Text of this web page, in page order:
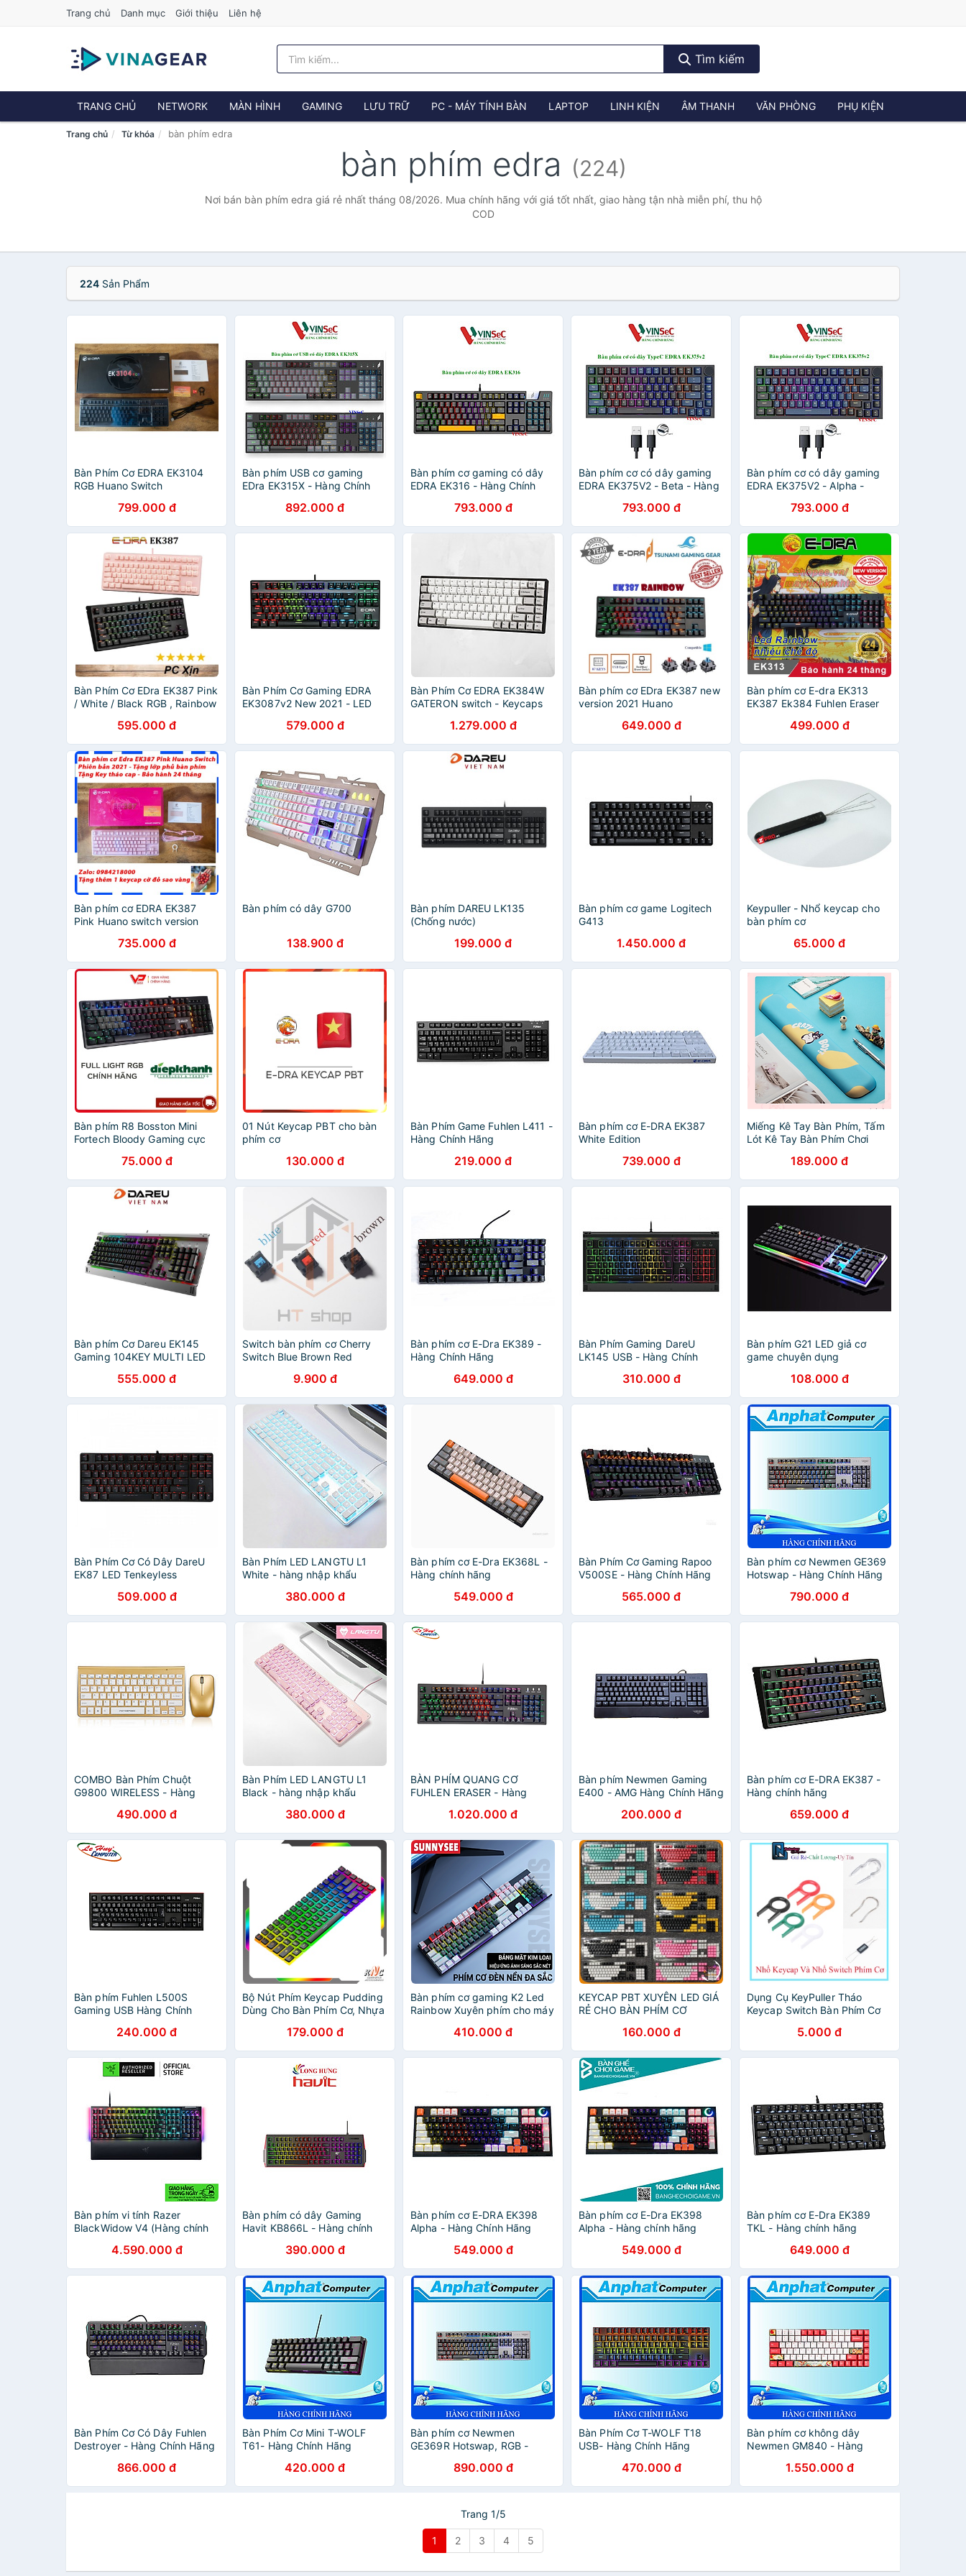
Trang chủ Danh mục Giới thiệu Liên hệ
Tìm kiếm
TRANG CHỦ NETWORK MÀN HÌNH GAMING LƯU TRỮ PC - MÁY TÍNH BÀN LAPTOP LINH KIỆN ÂM THANH VĂN PHÒNG PHỤ KIỆN
Trang chủ Từ khóa bàn phím edra
bàn phím edra (224)
Nơi bán bàn phím edra giá rẻ nhất tháng 08/2026. Mua chính hãng với giá tốt nhất, giao hàng tận nhà miễn phí, thu hộ
COD
224 Sản Phẩm
Bàn Phím Cơ EDRA EK3104
RGB Huano Switch
799.000 đ
Bàn phím USB cơ gaming
EDra EK315X - Hàng Chính
892.000 đ
Bàn phím cơ gaming có dây
EDRA EK316 - Hàng Chính
793.000 đ
Bàn phím cơ có dây gaming
EDRA EK375V2 - Beta - Hàng
793.000 đ
Bàn phím cơ có dây gaming
EDRA EK375V2 - Alpha -
793.000 đ
Bàn Phím Cơ EDra EK387 Pink
/ White / Black RGB , Rainbow
595.000 đ
Bàn Phím Cơ Gaming EDRA
EK3087v2 New 2021 - LED
579.000 đ
Bàn Phím Cơ EDRA EK384W
GATERON switch - Keycaps
Chính Hãng1.279.000 đ
Bàn phím cơ EDra EK387 new
version 2021 Huano
649.000 đ
Bàn phím cơ E-dra EK313
EK387 Ek384 Fuhlen Eraser
♥️Freeship♥️ Phím cơ Gaming
EDra EK313 M87S
499.000 đ
Bàn phím cơ EDRA EK387
Pink Huano switch version
cực kute - Cam kết chính
hãng - BH 2 năm
735.000 đ
Bàn phím có dây G700
138.900 đ
Bàn phím DAREU LK135
(Chống nước)
199.000 đ
Bàn phím cơ game Logitech
G413
1.450.000 đ
Keypuller - Nhổ keycap cho
bàn phím cơ
65.000 đ
Bàn phím R8 Bosston Mini
Fortech Bloody Gaming cực
75.000 đ
01 Nút Keycap PBT cho bàn
phím cơ
130.000 đ
Bàn Phím Game Fuhlen L411 -
Hàng Chính Hãng
219.000 đ
Bàn phím cơ E-DRA EK387
White Edition
739.000 đ
Miếng Kê Tay Bàn Phím, Tấm
Lót Kê Tay Bàn Phím Chơi
Thương - Hàng Chính Hãng
189.000 đ
Bàn phím Cơ Dareu EK145
Gaming 104KEY MULTI LED
555.000 đ
Switch bàn phím cơ Cherry
Switch Blue Brown Red
9.900 đ
Bàn phím cơ E-Dra EK389 -
Hàng Chính Hãng
649.000 đ
Bàn Phím Gaming DareU
LK145 USB - Hàng Chính
310.000 đ
Bàn phím G21 LED giả cơ
game chuyên dụng
108.000 đ
Bàn Phím Cơ Có Dây DareU
EK87 LED Tenkeyless
509.000 đ
Bàn Phím LED LANGTU L1
White - hàng nhập khẩu
380.000 đ
Bàn phím cơ E-Dra EK368L -
Hàng chính hãng
549.000 đ
Bàn Phím Cơ Gaming Rapoo
V500SE - Hàng Chính Hãng
565.000 đ
Bàn phím cơ Newmen GE369
Hotswap - Hàng Chính Hãng
790.000 đ
COMBO Bàn Phím Chuột
G9800 WIRELESS - Hàng
490.000 đ
Bàn Phím LED LANGTU L1
Black - hàng nhập khẩu
380.000 đ
BÀN PHÍM QUANG CƠ
FUHLEN ERASER - Hàng
1.020.000 đ
Bàn phím Newmen Gaming
E400 - AMG Hàng Chính Hãng
200.000 đ
Bàn phím cơ E-DRA EK387 -
Hàng chính hãng
659.000 đ
Bàn phím Fuhlen L500S
Gaming USB Hàng Chính
240.000 đ
Bộ Nút Phím Keycap Pudding
Dùng Cho Bàn Phím Cơ, Nhựa
Phím, Dòng OEM
179.000 đ
Bàn phím cơ gaming K2 Led
Rainbow Xuyên phím cho máy
410.000 đ
KEYCAP PBT XUYÊN LED GIÁ
RẺ CHO BÀN PHÍM CƠ
160.000 đ
Dụng Cụ KeyPuller Tháo
Keycap Switch Bàn Phím Cơ
5.000 đ
Bàn phím vi tính Razer
BlackWidow V4 (Hàng chính
4.590.000 đ
Bàn phím có dây Gaming
Havit KB866L - Hàng chính
390.000 đ
Bàn phím cơ E-DRA EK398
Alpha - Hàng Chính Hãng
549.000 đ
Bàn phím cơ E-Dra EK398
Alpha - Hàng chính hãng
549.000 đ
Bàn phím cơ E-Dra EK389
TKL - Hàng chính hãng
649.000 đ
Bàn Phím Cơ Có Dây Fuhlen
Destroyer - Hàng Chính Hãng
866.000 đ
Bàn Phím Cơ Mini T-WOLF
T61- Hàng Chính Hãng
420.000 đ
Bàn phím cơ Newmen
GE369R Hotswap, RGB -
890.000 đ
Bàn Phím Cơ T-WOLF T18
USB- Hàng Chính Hãng
470.000 đ
Bàn phím cơ không dây
Newmen GM840 - Hàng
1.550.000 đ
Trang 1/5
1 2 3 4 5